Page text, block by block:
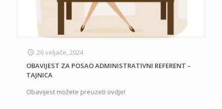
26 veljače, 2024
OBAVIJEST ZA POSAO ADMINISTRATIVNI REFERENT –
TAJNICA
Obavijest možete preuzeti ovdje!